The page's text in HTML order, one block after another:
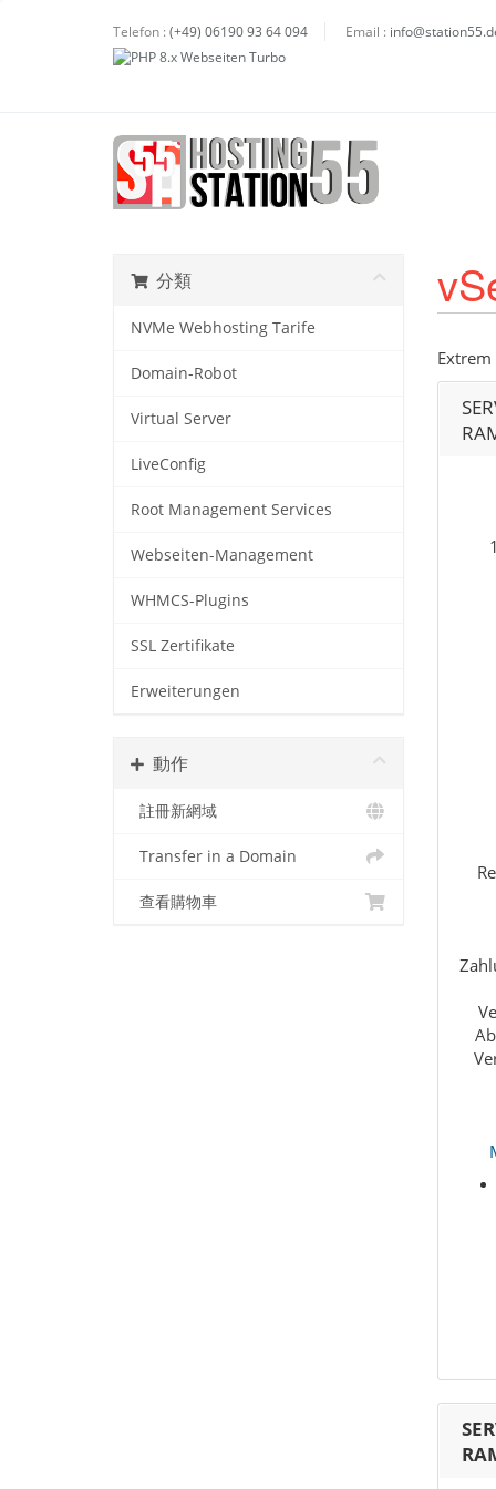
Telefon : (+49) 06190 93 64 094 Email :
分類
NVMe Webhosting Tarife
Domain-Robot
Virtual Server
LiveConfig
Root Management Services
Webseiten-Management
WHMCS-Plugins
SSL Zertifikate
Erweiterungen
動作
註冊新網域
Transfer in a Domain
查看購物車
Extrem